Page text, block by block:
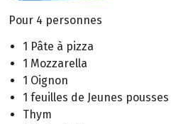
Pour 4 personnes
1 Pâte à pizza
1 Mozzarella
1 Oignon
1 feuilles de Jeunes pousses
Thym